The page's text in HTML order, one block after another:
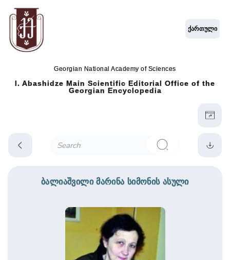
Georgian National Academy of Sciences
I. Abashidze Main Scientific Editorial Office of the
Georgian Encyclopedia
ქართული
ბალიაშვილი მარინა სიმონის ასული